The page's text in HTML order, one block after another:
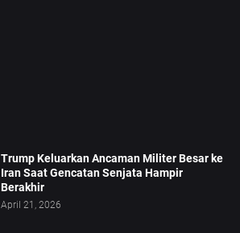
Trump Keluarkan Ancaman Militer Besar ke
Iran Saat Gencatan Senjata Hampir
Berakhir
April 21, 2026